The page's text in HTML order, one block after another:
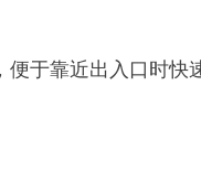
便于靠近出入口时快